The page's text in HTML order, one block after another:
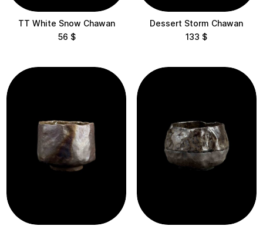
TT White Snow Chawan
56 $
Dessert Storm Chawan
133 $